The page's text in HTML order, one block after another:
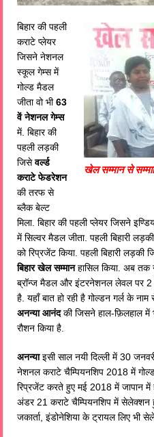
खेल सम्मान से
बिहार की पहली
कराटे प्लेयर
जिसने नेशनल
स्कूल गेम्स में
गोल्ड मैडल
जीता वो भी63
वें नेशनल गेम्स
में. बिहार की
पहली लड़की
जिसेवर्ल्ड
कराटे फेडरेशन
की तरफ से
ब्लैक बेल्ट
मिला. बिहार की पहली प्लेयर जिसने
में सिल्वर मैडल जीता. पहली बिहारी
को रिप्रजेंट किया. पहली बिहारी लड़की
बिहार खेल सम्मानहासिल किया. अब तक
ब्रॉन्ज मैडल और इंटरनेशनल लेवल पर 2
है. यहाँ बात हो रही है गोल्डन गर्ल के
अनन्या आनंदकी जिसने हाल-फ़िलहाल में
रौशन किया है.
अनन्याइसी साल नयी दिल्ली में 30
नेशनल कराटे चैम्पियनशिप 2018 में
रिप्रजेंट करते हुए मई 2018 में जापान
अंडर 21 कराटे चैम्पियनशिप में
जकार्ता, इंडोनेशिया के ट्रायल लिए भी